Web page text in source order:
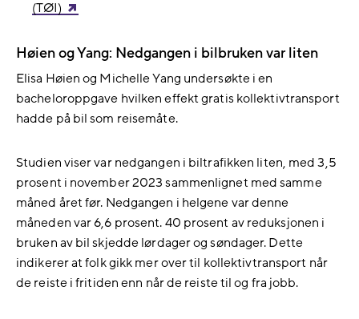
(TØI)
Høien og Yang: Nedgangen i bilbruken var liten
Elisa Høien og Michelle Yang undersøkte i en
bacheloroppgave hvilken effekt gratis kollektivtransport
hadde på bil som reisemåte.
Studien viser var nedgangen i biltrafikken liten, med 3,5
prosent i november 2023 sammenlignet med samme
måned året før. Nedgangen i helgene var denne
måneden var 6,6 prosent. 40 prosent av reduksjonen i
bruken av bil skjedde lørdager og søndager. Dette
indikerer at folk gikk mer over til kollektivtransport når
de reiste i fritiden enn når de reiste til og fra jobb.